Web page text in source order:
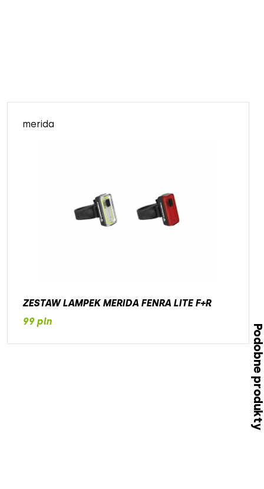
merida
ZESTAW LAMPEK MERIDA FENRA LITE F+R
99 pln